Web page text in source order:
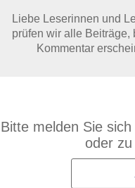
Liebe Leserinnen und
prüfen wir alle Beiträge,
Kommentar
Bitte melden Sie
oder